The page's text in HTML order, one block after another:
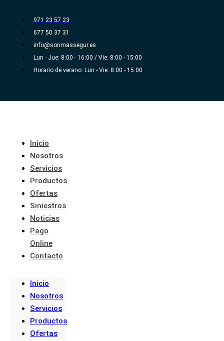
contenido
971 23 57 23
677 50 37 31
info@sonmassegur.es
Lun - Jue: 8:00 - 16:00 / Vie: 8:00 - 15:00
Horario de verano: Lun - Vie: 8:00 - 15:00
Inicio
Nosotros
Servicios
Productos
Ofertas
Siniestros
Noticias
Pago
Online
Contacto
Inicio
Nosotros
Servicios
Productos
Ofertas